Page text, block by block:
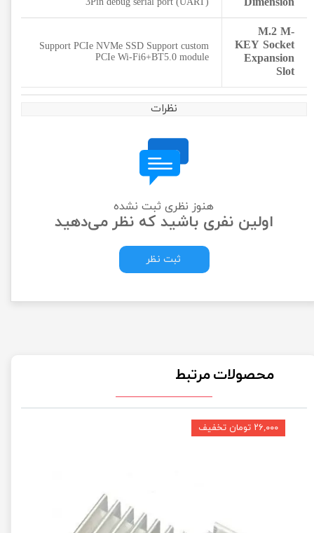
M.2 M-
KEY Socket
Expansion
Slot
Support PCIe NVMe SSD Support custom
PCIe Wi-Fi6+BT5.0 module
نظرات
هنوز نظری ثبت نشده
اولین نفری باشید که نظر می‌دهید
ثبت نظر
محصولات مرتبط
۲۶,۰۰۰ تومان تخفیف